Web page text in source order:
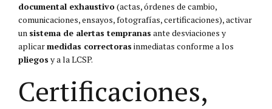
documental exhaustivo(actas, órdenes de cambio,
comunicaciones, ensayos, fotografías, certificaciones), activar
un sistema de alertas tempranas ante desviaciones y
aplicarmedidas correctoras inmediatas conforme a los
pliegos y a la LCSP.
Certificaciones,